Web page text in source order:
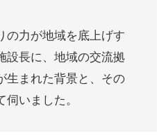
の力が地域を底上げす
設長に、地域の交流拠
生まれた背景と、その
いました。